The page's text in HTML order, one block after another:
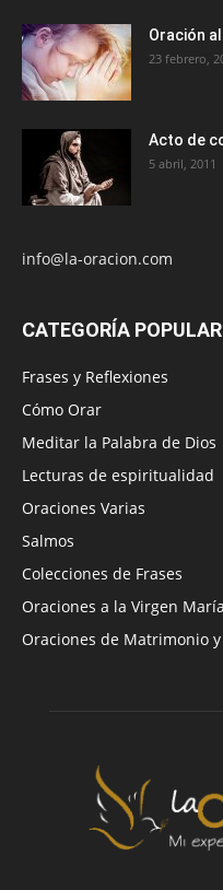
Oración
23 febrero,
Acto de
5 abril, 2011
info@la-oracion.com
CATEGORÍA POPULAR
Frases y Reflexiones
Cómo Orar
Meditar la Palabra de Dios
Lecturas de espiritualidad
Oraciones Varias
Salmos
Colecciones de Frases
Oraciones a la Virgen María
Oraciones de Matrimonio